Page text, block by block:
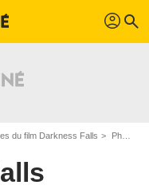
profil search
du film Darkness Falls Photo du film Darkness Falls - Photo 3